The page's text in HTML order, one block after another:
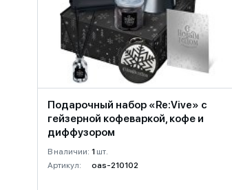
Подарочный набор «Re:Vive» с
гейзерной кофеваркой, кофе и
диффузором
В наличии: 1 шт.
Артикул:
oas-210102